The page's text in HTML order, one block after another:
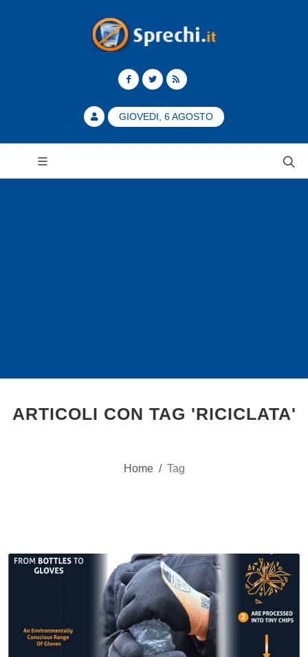
GIOVEDI, 6 AGOSTO
ARTICOLI CON TAG 'RICICLATA'
Home / Tag